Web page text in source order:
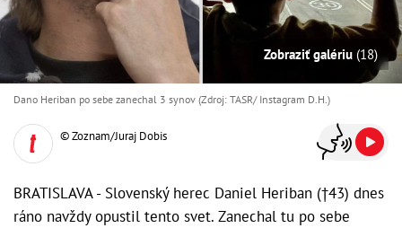
Zobraziť galériu (18)
Dano Heriban po sebe zanechal 3 synov (Zdroj: TASR/ Instagram D.H.)
© Zoznam/Juraj Dobis
BRATISLAVA - Slovenský herec Daniel Heriban (†43) dnes
ráno navždy opustil tento svet. Zanechal tu po sebe